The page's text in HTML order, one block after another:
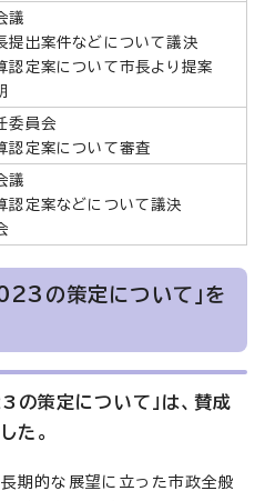
議
提出案件などについて議決
認定案について市長より提案
委員会
認定案について審査
議
認定案などについて議決
の策定について」を
の策定について」は、賛成
た。
期的な展望に立った市政全般